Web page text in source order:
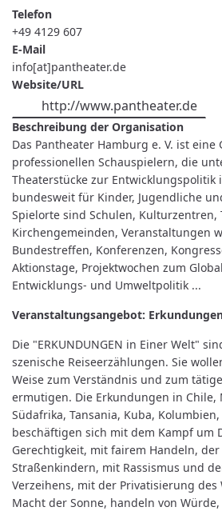
Telefon
+49 4129 607
E-Mail
info[at]pantheater.de
Website/URL
http://www.pantheater.de
Beschreibung der Organisation
Das Pantheater Hamburg e. V. ist eine
professionellen Schauspielern, die
Theaterstücke zur Entwicklungspolitik
bundesweit für Kinder, Jugendliche
Spielorte sind Schulen, Kulturzentren,
Kirchengemeinden, Veranstaltungen
Bundestreffen, Konferenzen,
Aktionstage, Projektwochen zum
Entwicklungs- und Umweltpolitik ...
Veranstaltungsangebot:
Die "ERKUNDUNGEN in Einer Welt"
szenische Reiseerzählungen. Sie
Weise zum Verständnis und zum
ermutigen. Die Erkundungen in Chile,
Südafrika, Tansania, Kuba,
beschäftigen sich mit dem Kampf um
Gerechtigkeit, mit fairem Handeln,
Straßenkindern, mit Rassismus und
Verzeihens, mit der Privatisierung des
Macht der Sonne, handeln von